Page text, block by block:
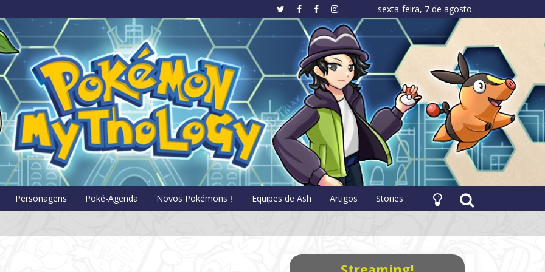
sexta-feira, 7 de agosto.
Pokémon Mythology
Personagens Poké-Agenda Novos Pokémons Equipes de Ash Artigos Stories